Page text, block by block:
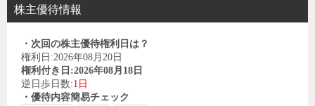
株主優待情報
・次回の株主優待権利日は？
権利日:2026年08月20日
権利付き日:2026年08月18日
逆日歩日数:1日
・優待内容簡易チェック